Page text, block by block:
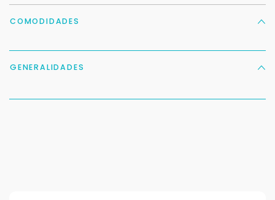
COMODIDADES
GENERALIDADES